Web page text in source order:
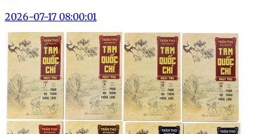
2026-07-17 08:00:01